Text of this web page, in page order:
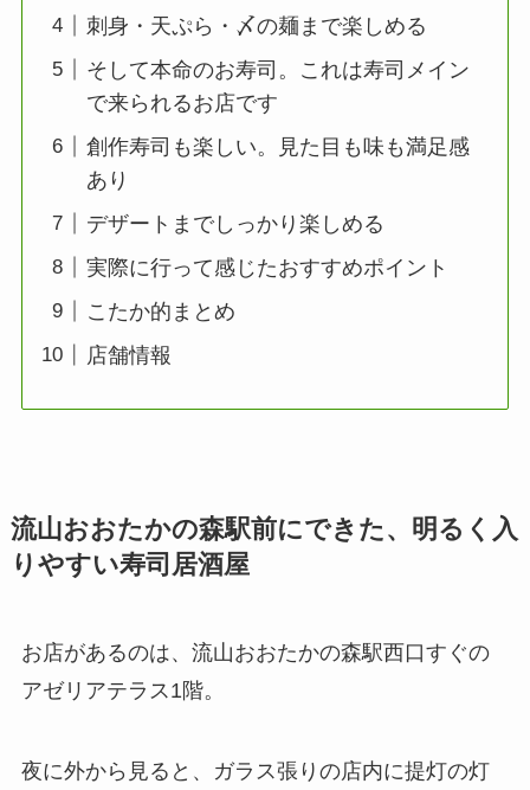
刺身・天ぷら・〆の麺まで楽しめる
そして本命のお寿司。これは寿司メイン
で来られるお店です
創作寿司も楽しい。見た目も味も満足感
あり
デザートまでしっかり楽しめる
実際に行って感じたおすすめポイント
こたか的まとめ
店舗情報
流山おおたかの森駅前にできた、明るく入
りやすい寿司居酒屋
お店があるのは、流山おおたかの森駅西口すぐの
アゼリアテラス1階。
夜に外から見ると、ガラス張りの店内に提灯の灯